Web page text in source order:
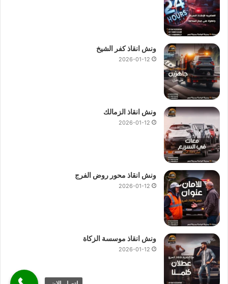
ونش انقاذ كفر الشيخ
2026-01-12
ونش انقاذ الزمالك
2026-01-12
ونش انقاذ محور روض الفرج
2026-01-12
ونش انقاذ موسسة الزكاة
2026-01-12